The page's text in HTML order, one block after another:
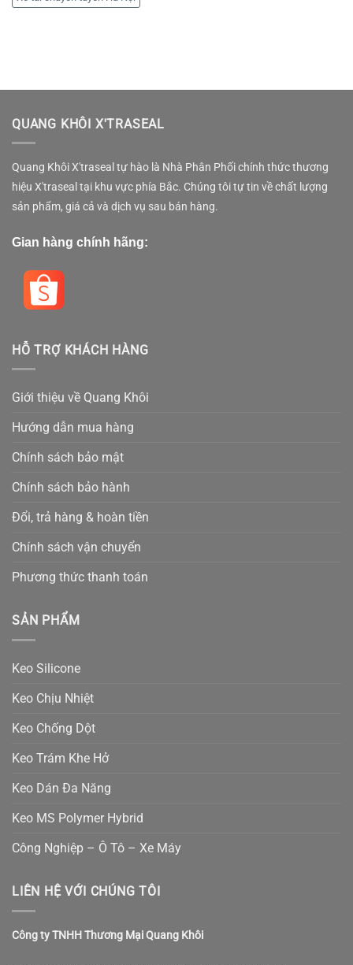
QUANG KHÔI X'TRASEAL
Quang Khôi X'traseal tự hào là Nhà Phân Phối chính thức thương
hiệu X'traseal tại khu vực phía Bắc. Chúng tôi tự tin về chất lượng
sản phẩm, giá cả và dịch vụ sau bán hàng.
Gian hàng chính hãng:
HỖ TRỢ KHÁCH HÀNG
Giới thiệu về Quang Khôi
Hướng dẫn mua hàng
Chính sách bảo mật
Chính sách bảo hành
Đổi, trả hàng & hoàn tiền
Chính sách vận chuyển
Phương thức thanh toán
SẢN PHẨM
Keo Silicone
Keo Chịu Nhiệt
Keo Chống Dột
Keo Trám Khe Hở
Keo Dán Đa Năng
Keo MS Polymer Hybrid
Công Nghiệp – Ô Tô – Xe Máy
LIÊN HỆ VỚI CHÚNG TÔI
Công ty TNHH Thương Mại Quang Khôi